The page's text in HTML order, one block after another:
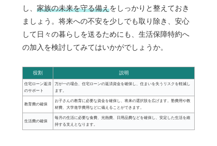
し、 家族の未来を守る備えをしっかりと整えておき
ましょう。将来への不安を少しでも取り除き、安心
して日々の暮らしを送るためにも、生活保障特約へ
の加入を検討してみてはいかがでしょうか。
役割 説明
住宅ローン返済
のサポート
万が一の場合、住宅ローンの返済資金を確保し、住まいを失うリスクを軽減し
ます。
教育費の確保
お子さんの教育に必要な資金を確保し、将来の選択肢を広げます。塾費用や教
材費、大学進学費用などに備えることができます。
生活費の確保
毎月の生活に必要な食費、光熱費、日用品費などを確保し、安定した生活を維
持する支えとなります。